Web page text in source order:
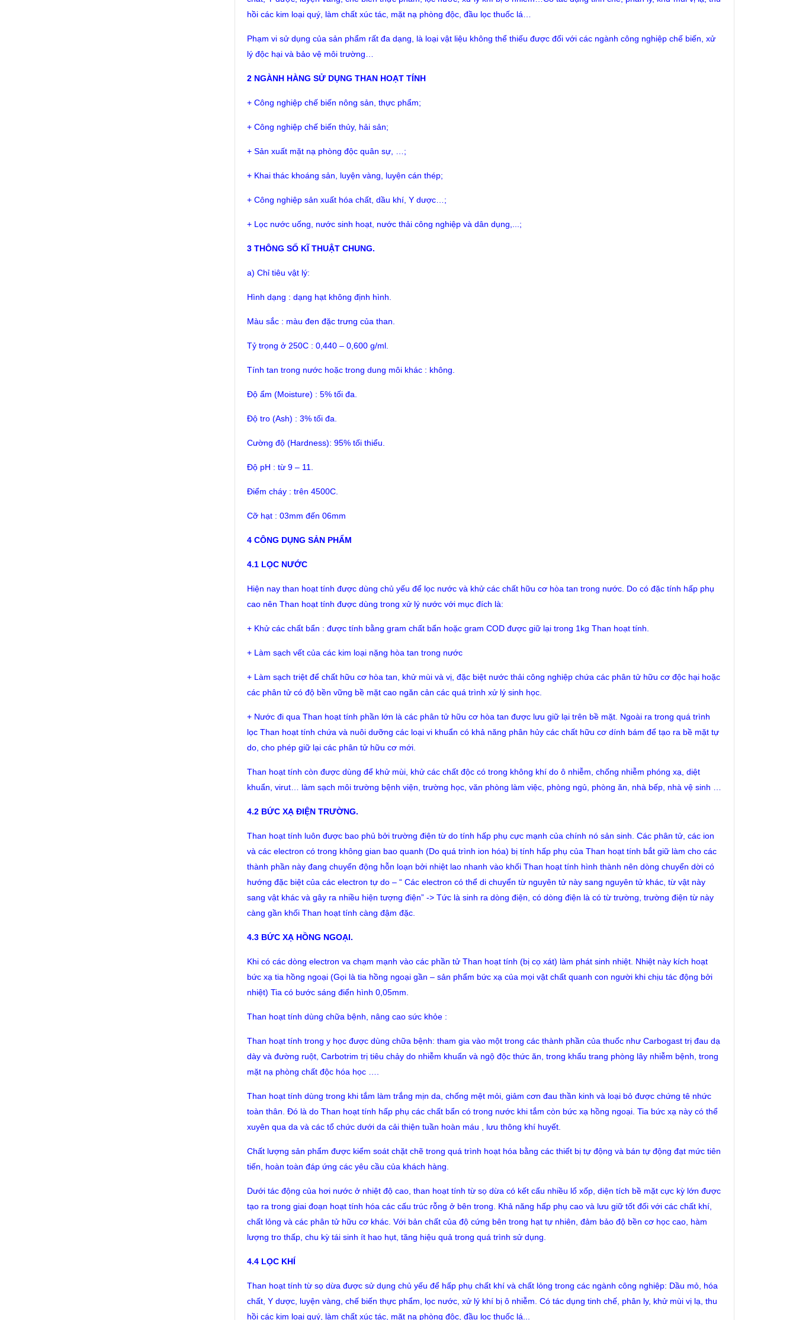
hồi các kim loại quý, làm chất xúc tác, mặt nạ phòng độc, đầu lọc thuốc lá…
Phạm vi sử dụng của sản phẩm rất đa dạng, là loại vật liệu không thể thiếu được đối với các ngành công nghiệp chế biến, xử
lý độc hại và bảo vệ môi trường…
2 NGÀNH HÀNG SỬ DỤNG THAN HOẠT TÍNH
+ Công nghiệp chế biến nông sản, thực phẩm;
+ Công nghiệp chế biến thủy, hải sản;
+ Sản xuất mặt nạ phòng độc quân sự, …;
+ Khai thác khoáng sản, luyện vàng, luyện cán thép;
+ Công nghiệp sản xuất hóa chất, dầu khí, Y dược…;
+ Lọc nước uống, nước sinh hoạt, nước thải công nghiệp và dân dụng,...;
3 THÔNG SỐ KĨ THUẬT CHUNG.
a) Chỉ tiêu vật lý:
Hình dạng : dạng hạt không định hình.
Màu sắc : màu đen đặc trưng của than.
Tỷ trọng ở 250C : 0,440 – 0,600 g/ml.
Tính tan trong nước hoặc trong dung môi khác : không.
Độ ẩm (Moisture) : 5% tối đa.
Độ tro (Ash) : 3% tối đa.
Cường độ (Hardness): 95% tối thiểu.
Độ pH : từ 9 – 11.
Điểm cháy : trên 4500C.
Cỡ hạt : 03mm đến 06mm
4 CÔNG DỤNG SẢN PHẨM
4.1 LỌC NƯỚC
Hiện nay than hoạt tính được dùng chủ yếu để lọc nước và khử các chất hữu cơ hòa tan trong nước. Do có đặc tính hấp phụ
cao nên Than hoạt tính được dùng trong xử lý nước với mục đích là:
+ Khử các chất bẩn : được tính bằng gram chất bẩn hoặc gram COD được giữ lại trong 1kg Than hoạt tính.
+ Làm sạch vết của các kim loại nặng hòa tan trong nước
+ Làm sạch triệt để chất hữu cơ hòa tan, khử mùi và vị, đặc biệt nước thải công nghiệp chứa các phân tử hữu cơ độc hại hoặc
các phân tử có độ bền vững bề mặt cao ngăn cản các quá trình xử lý sinh học.
+ Nước đi qua Than hoạt tính phần lớn là các phân tử hữu cơ hòa tan được lưu giữ lại trên bề mặt. Ngoài ra trong quá trình
lọc Than hoạt tính chứa và nuôi dưỡng các loại vi khuẩn có khả năng phân hủy các chất hữu cơ dính bám để tạo ra bề mặt tự
do, cho phép giữ lại các phân tử hữu cơ mới.
Than hoạt tính còn được dùng để khử mùi, khử các chất độc có trong không khí do ô nhiễm, chống nhiễm phóng xạ, diệt
khuẩn, virut… làm sạch môi trường bệnh viện, trường học, văn phòng làm việc, phòng ngủ, phòng ăn, nhà bếp, nhà vệ sinh …
4.2 BỨC XẠ ĐIỆN TRƯỜNG.
Than hoạt tính luôn được bao phủ bởi trường điện từ do tính hấp phụ cực mạnh của chính nó sản sinh. Các phân tử, các ion
và các electron có trong không gian bao quanh (Do quá trình ion hóa) bị tính hấp phụ của Than hoạt tính bắt giữ làm cho các
thành phần này đang chuyển động hỗn loạn bởi nhiệt lao nhanh vào khối Than hoạt tính hình thành nên dòng chuyển dời có
hướng đặc biệt của các electron tự do – “ Các electron có thể di chuyển từ nguyên tử này sang nguyên tử khác, từ vật này
sang vật khác và gây ra nhiều hiện tượng điện” -> Tức là sinh ra dòng điện, có dòng điện là có từ trường, trường điện từ này
càng gần khối Than hoạt tính càng đậm đặc.
4.3 BỨC XẠ HỒNG NGOẠI.
Khi có các dòng electron va chạm mạnh vào các phần tử Than hoạt tính (bị cọ xát) làm phát sinh nhiệt. Nhiệt này kích hoạt
bức xạ tia hồng ngoại (Gọi là tia hồng ngoại gần – sản phẩm bức xạ của mọi vật chất quanh con người khi chịu tác động bởi
nhiệt) Tia có bước sáng điển hình 0,05mm.
Than hoạt tính dùng chữa bệnh, nâng cao sức khỏe :
Than hoạt tính trong y học được dùng chữa bệnh: tham gia vào một trong các thành phần của thuốc như Carbogast trị đau dạ
dày và đường ruột, Carbotrim trị tiêu chảy do nhiễm khuẩn và ngộ độc thức ăn, trong khẩu trang phòng lây nhiễm bệnh, trong
mặt nạ phòng chất độc hóa học ….
Than hoạt tính dùng trong khi tắm làm trắng mịn da, chống mệt mỏi, giảm cơn đau thần kinh và loại bỏ được chứng tê nhức
toàn thân. Đó là do Than hoạt tính hấp phụ các chất bẩn có trong nước khi tắm còn bức xạ hồng ngoại. Tia bức xạ này có thể
xuyên qua da và các tổ chức dưới da cải thiện tuần hoàn máu , lưu thông khí huyết.
Chất lượng sản phẩm được kiểm soát chặt chẽ trong quá trình hoạt hóa bằng các thiết bị tự động và bán tự động đạt mức tiên
tiến, hoàn toàn đáp ứng các yêu cầu của khách hàng.
Dưới tác động của hơi nước ở nhiệt độ cao, than hoạt tính từ sọ dừa có kết cấu nhiều lổ xốp, diện tích bề mặt cực kỳ lớn được
tạo ra trong giai đoạn hoạt tính hóa các cấu trúc rỗng ở bên trong. Khả năng hấp phụ cao và lưu giữ tốt đối với các chất khí,
chất lỏng và các phân tử hữu cơ khác. Với bản chất của độ cứng bên trong hạt tự nhiên, đảm bảo độ bền cơ học cao, hàm
lượng tro thấp, chu kỳ tái sinh ít hao hụt, tăng hiệu quả trong quá trình sử dụng.
4.4 LỌC KHÍ
Than hoạt tính từ sọ dừa được sử dụng chủ yếu để hấp phụ chất khí và chất lỏng trong các ngành công nghiệp: Dầu mỏ, hóa
chất, Y dược, luyện vàng, chế biến thực phẩm, lọc nước, xử lý khí bị ô nhiễm. Có tác dụng tinh chế, phân ly, khử mùi vị lạ, thu
hồi các kim loại quý, làm chất xúc tác, mặt nạ phòng độc, đầu lọc thuốc lá...